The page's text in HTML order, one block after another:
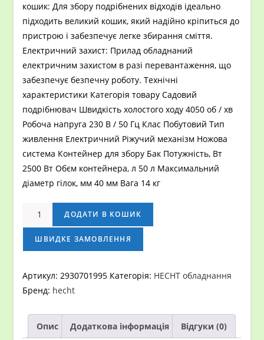
кошик: Для збору подрібнених відходів ідеально
підходить великий кошик, який надійно кріпиться до
пристрою і забезпечує легке збирання сміття.
Електричний захист: Прилад обладнаний
електричним захистом в разі перевантаження, що
забезпечує безпечну роботу. Технічні
характеристики Категорія товару Садовий
подрібнювач Швидкість холостого ходу 4050 об / хв
Робоча напруга 230 В / 50 Гц Клас Побутовий Тип
живлення Електричний Ріжучий механізм Ножова
система Контейнер для збору Бак Потужність, Вт
2500 Вт Обєм контейнера, л 50 л Максимальний
діаметр гілок, мм 40 мм Вага 14 кг
Садовий
подрібнювач
гілок
HECHT
BOX
кількість
ДОДАТИ В КОШИК
ШВИДКЕ ЗАМОВЛЕННЯ
Артикул: 2930701995 Категорія: HECHT обладнання
Бренд: hecht
Опис Додаткова інформація Відгуки (0)